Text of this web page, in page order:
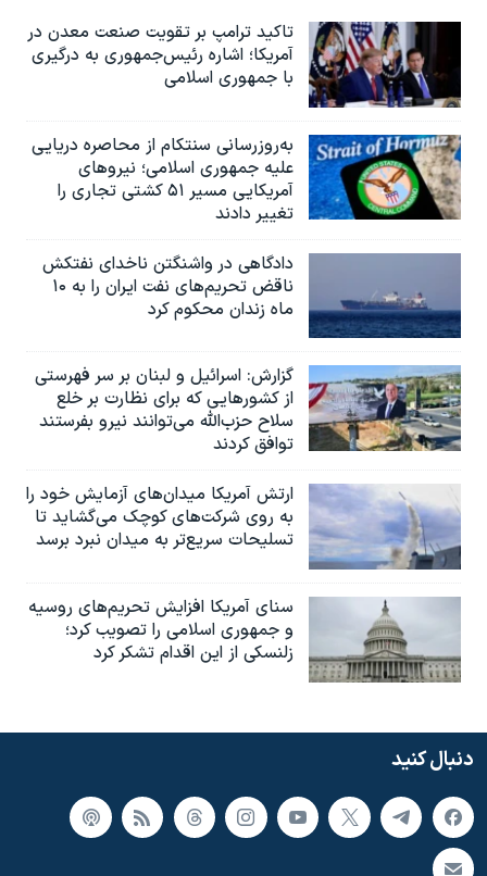
تاکید ترامپ بر تقویت صنعت معدن در
آمریکا؛ اشاره رئیس‌جمهوری به درگیری
با جمهوری اسلامی
به‌روزرسانی سنتکام از محاصره دریایی
علیه جمهوری اسلامی؛ نیروهای
آمریکایی مسیر ۵۱ کشتی تجاری را
تغییر دادند
دادگاهی در واشنگتن ناخدای نفتکش
ناقض تحریم‌های نفت ایران را به ۱۰
ماه زندان محکوم کرد
گزارش‌: اسرائيل و لبنان بر سر فهرستی
از کشورهایی که برای نظارت بر خلع
سلاح حزب‌الله می‌توانند نیرو بفرستند
توافق کردند
ارتش آمریکا میدان‌های آزمایش خود را
به روی شرکت‌های کوچک می‌گشاید تا
تسلیحات سریع‌تر به میدان نبرد برسد
سنای آمریکا افزایش تحریم‌های روسیه
و جمهوری اسلامی را تصویب کرد؛
زلنسکی از این اقدام تشکر کرد
دنبال کنید